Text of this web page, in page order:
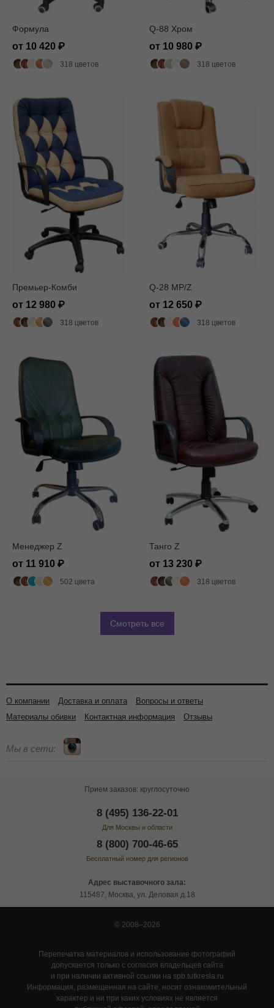
Формула
от 10 420
318 цветов
Q-88 Хром
от 10 980
318 цветов
Премьер-Комби
от 12 980
318 цветов
Q-28 MP/Z
от 12 650
318 цветов
Менеджер Z
от 11 910
502 цвета
Танго Z
от 13 230
318 цветов
Смотреть все
О компании Доставка и оплата
Вопросы и ответы
Материалы обивки
Контактная информация Отзывы
Мы в сети:
Прием заказов: круглосуточно
8 (495) 136-22-01
Для Москвы и области
8 (800) 700-46-65
Бесплатный номер для регионов
Адрес выставочного зала:
115487, Москва, ул. Деловая д.18
© 2008–2026
Перепечатка материалов и использование фотографий
допускается только с согласия владельцев сайта
и при наличии активной ссылки на spb.tutkresla.ru
Информация, размещенная на сайте, носит ознакомительный
характер и ни при каких условиях не является